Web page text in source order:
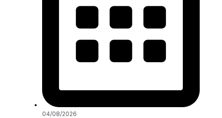
04/08/2026